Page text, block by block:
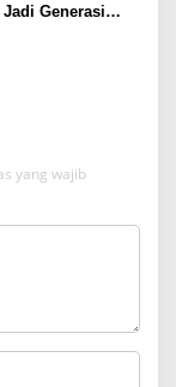
Generasi
yang wajib